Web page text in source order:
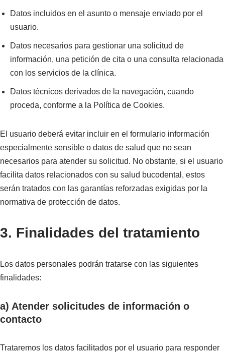
Datos incluidos en el asunto o mensaje enviado por el
usuario.
Datos necesarios para gestionar una solicitud de
información, una petición de cita o una consulta relacionada
con los servicios de la clínica.
Datos técnicos derivados de la navegación, cuando
proceda, conforme a la Política de Cookies.
El usuario deberá evitar incluir en el formulario información
especialmente sensible o datos de salud que no sean
necesarios para atender su solicitud. No obstante, si el usuario
facilita datos relacionados con su salud bucodental, estos
serán tratados con las garantías reforzadas exigidas por la
normativa de protección de datos.
3. Finalidades del tratamiento
Los datos personales podrán tratarse con las siguientes
finalidades:
a) Atender solicitudes de información o
contacto
Trataremos los datos facilitados por el usuario para responder